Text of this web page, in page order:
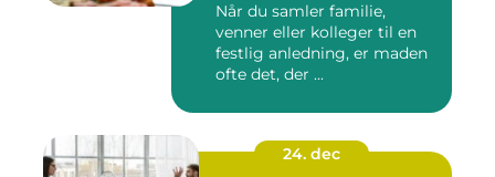
Når du samler familie,
venner eller kolleger til en
festlig anledning, er maden
ofte det, der ...
24. dec